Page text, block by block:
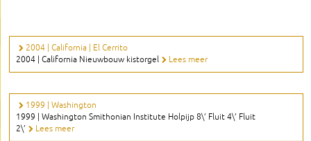
2004 | California | El Cerrito
2004 | California Nieuwbouw kistorgel
Lees meer
1999 | Washington
1999 | Washington Smithonian Institute Holpijp 8\’ Fluit 4\’ Fluit
2\’
Lees meer